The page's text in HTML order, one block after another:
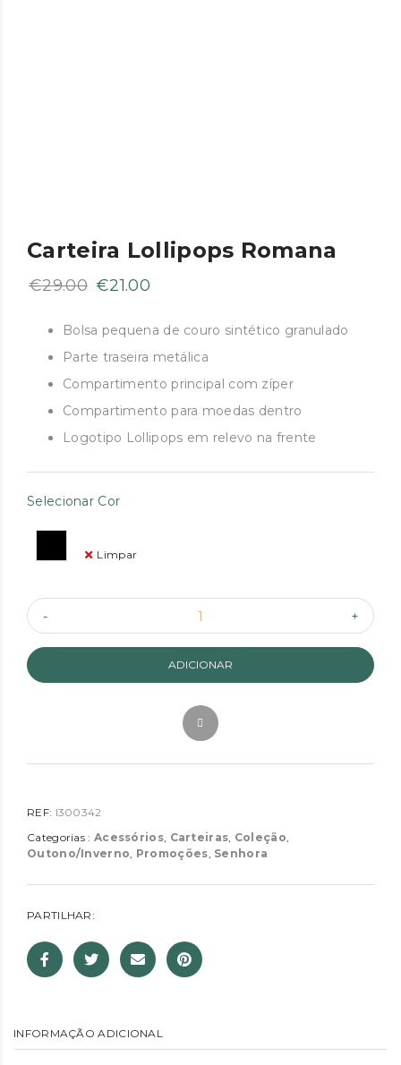
Carteira Lollipops Romana
€29.00 O
original
era:
€29.00.
€21.00
atual
é:
€21.00.
Bolsa pequena de couro sintético granulado
Parte traseira metálica
Compartimento principal com zíper
Compartimento para moedas dentro
Logotipo Lollipops em relevo na frente
Selecionar Cor
Limpar
ADICIONAR
REF: I300342
Categorias : Acessórios, Carteiras, Coleção,
Outono/Inverno, Promoções, Senhora
PARTILHAR:
INFORMAÇÃO ADICIONAL